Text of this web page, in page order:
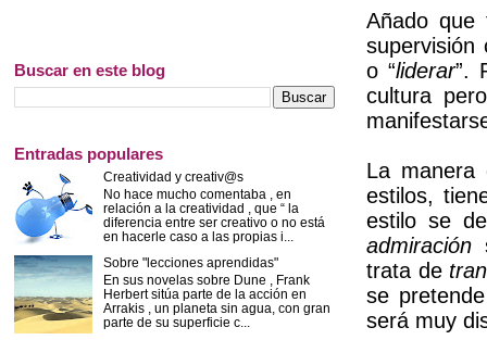
Añado que
supervisión
o “liderar”.
cultura
La manera
estilos,
estilo se
admiración
trata de
se
será muy
Buscar en este blog
Entradas populares
Creatividad y creativ@s
No hace mucho comentaba , en
relación a la creatividad , que “ la
diferencia entre ser creativo o no está
en hacerle caso a las propias i...
Sobre "lecciones aprendidas"
En sus novelas sobre Dune , Frank
Herbert sitúa parte de la acción en
Arrakis , un planeta sin agua, con gran
parte de su superficie c...